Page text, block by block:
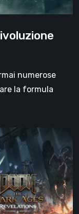
numerose
la formula